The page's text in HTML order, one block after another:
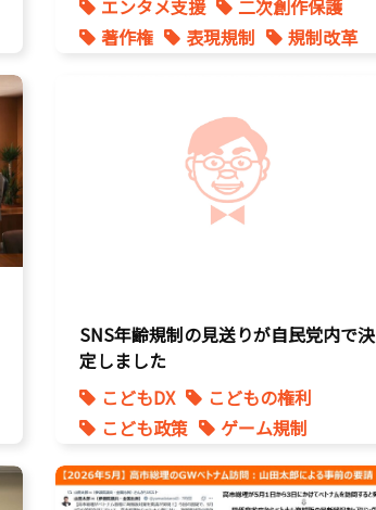
エンタメ支援
二次創作保護
著作権
表現規制 規制改革
SNS年齢規制の見送りが自民党内で決
定しました
こどもDX
こどもの権利
こども政策
ゲーム規制